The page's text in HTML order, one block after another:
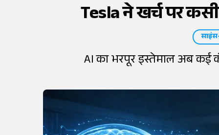
Tesla ने खर्च पर
AI का भरपूर इस्तेमाल अब कई